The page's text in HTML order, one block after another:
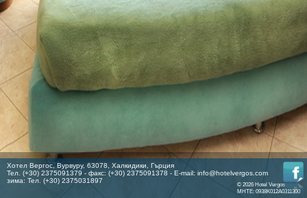
Хотел Вергос, Вурвуру, 63078, Халкидики, Гърция
Тел. (+30) 2375091379 - факс: (+30) 2375091378 - E-mail: info@hotelvergos.com
зима: Тел. (+30) 2375031897
© 2026 Hotel Vergos
MHTE: 0938K012A0311300